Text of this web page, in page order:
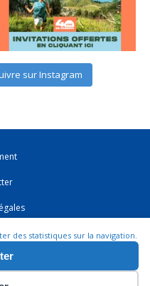
sur Instagram
des statistiques sur la navigation.